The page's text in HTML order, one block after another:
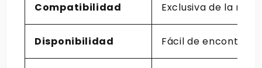
Compatibilidad Exclusiva de la
Disponibilidad Fácil de encontrar